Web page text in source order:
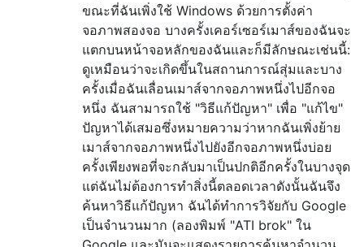
ขณะที่ฉันเพิ่งใช้ Windows ด้วยการตั้งค่า
จอภาพสองจอ บางครั้งเคอร์เซอร์เมาส์ของฉันจะ
แตกบนหน้าจอหลักของฉันและก็มีลักษณะเช่นนี้:
ดูเหมือนว่าจะเกิดขึ้นในสถานการณ์สุ่มและบาง
ครั้งเมื่อฉันเลื่อนเมาส์จากจอภาพหนึ่งไปอีกจอ
หนึ่ง ฉันสามารถใช้ "วิธีแก้ปัญหา" เพื่อ "แก้ไข"
ปัญหาได้เสมอซึ่งหมายความว่าหากฉันเพิ่งย้าย
เมาส์จากจอภาพหนึ่งไปยังอีกจอภาพหนึ่งบ่อย
ครั้งเพียงพอที่จะกลับมาเป็นปกติอีกครั้งในบางจุด
แต่ฉันไม่ต้องการทำสิ่งนี้ตลอดเวลาดังนั้นฉันจึง
ค้นหาวิธีแก้ปัญหา ฉันได้ทำการวิจัยกับ Google
เป็นจำนวนมาก (ลองพิมพ์ "ATI brok" ​​ใน